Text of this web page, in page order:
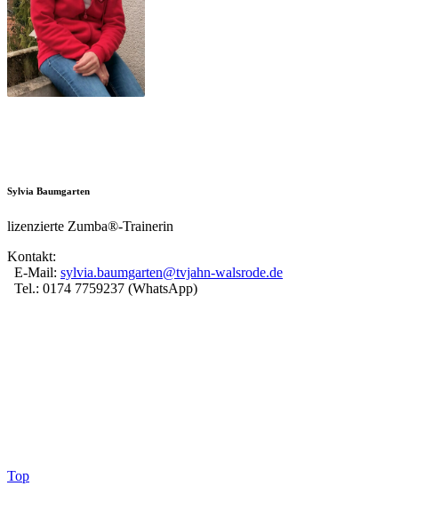
Sylvia Baumgarten
lizenzierte Zumba®-Trainerin
Kontakt:
E-Mail: sylvia.baumgarten@tvjahn-walsrode.de
Tel.: 0174 7759237 (WhatsApp)
Top